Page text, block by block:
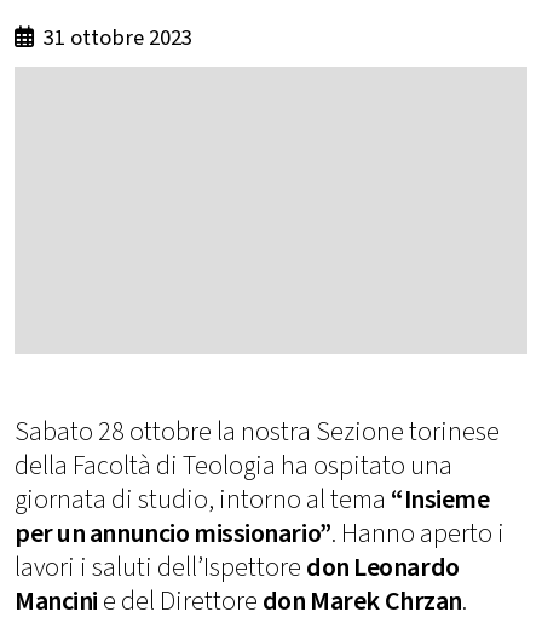
31 ottobre 2023
Sabato 28 ottobre la nostra Sezione torinese
della Facoltà di Teologia ha ospitato una
giornata di studio, intorno al tema “Insieme
per un annuncio missionario”. Hanno aperto i
lavori i saluti dell’Ispettoredon Leonardo
Mancinie del Direttoredon Marek Chrzan.